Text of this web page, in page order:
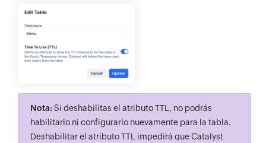
Nota: Si deshabilitas el atributo TTL, no podrás
habilitarlo ni configurarlo nuevamente para la tabla.
Deshabilitar el atributo TTL impedirá que Catalyst